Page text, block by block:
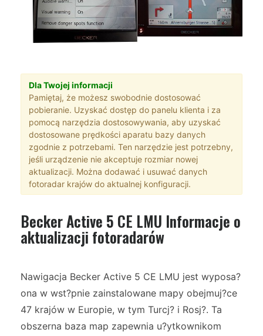
Dla Twojej informacji
Pamiętaj, że możesz swobodnie dostosować
pobieranie. Uzyskać dostęp do panelu klienta i za
pomocą narzędzia dostosowywania, aby uzyskać
dostosowane prędkości aparatu bazy danych
zgodnie z potrzebami. Ten narzędzie jest potrzebny,
jeśli urządzenie nie akceptuje rozmiar nowej
aktualizacji. Można dodawać i usuwać danych
fotoradar krajów do aktualnej konfiguracji.
Becker Active 5 CE LMU Informacje o
aktualizacji fotoradarów
Nawigacja Becker Active 5 CE LMU jest wyposa?
ona w wst?pnie zainstalowane mapy obejmuj?ce
47 krajów w Europie, w tym Turcj? i Rosj?. Ta
obszerna baza map zapewnia u?ytkownikom